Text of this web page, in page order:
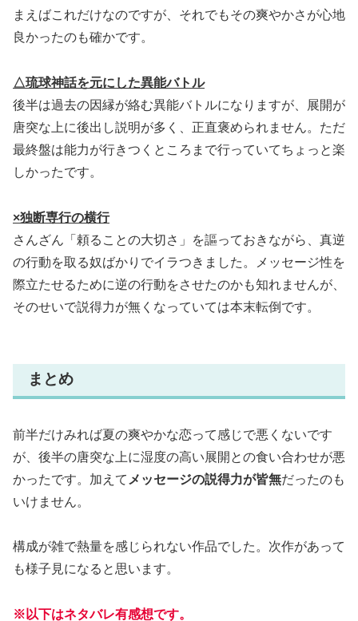
まえばこれだけなのですが、それでもその爽やかさが心地
良かったのも確かです。
△琉球神話を元にした異能バトル
後半は過去の因縁が絡む異能バトルになりますが、展開が
唐突な上に後出し説明が多く、正直褒められません。ただ
最終盤は能力が行きつくところまで行っていてちょっと楽
しかったです。
×独断専行の横行
さんざん「頼ることの大切さ」を謳っておきながら、真逆
の行動を取る奴ばかりでイラつきました。メッセージ性を
際立たせるために逆の行動をさせたのかも知れませんが、
そのせいで説得力が無くなっていては本末転倒です。
まとめ
前半だけみれば夏の爽やかな恋って感じで悪くないです
が、後半の唐突な上に湿度の高い展開との食い合わせが悪
かったです。加えて メッセージの説得力が皆無だったのも
いけません。
構成が雑で熱量を感じられない作品でした。次作があって
も様子見になると思います。
※以下はネタバレ有感想です。